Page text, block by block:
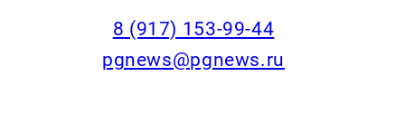
‭8 (917) 153-99-44
pgnews@pgnews.ru